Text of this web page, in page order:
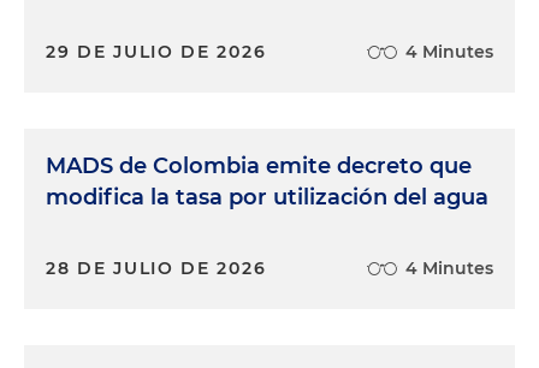
29 DE JULIO DE 2026 4 Minutes
MADS de Colombia emite decreto que
modifica la tasa por utilización del agua
28 DE JULIO DE 2026 4 Minutes